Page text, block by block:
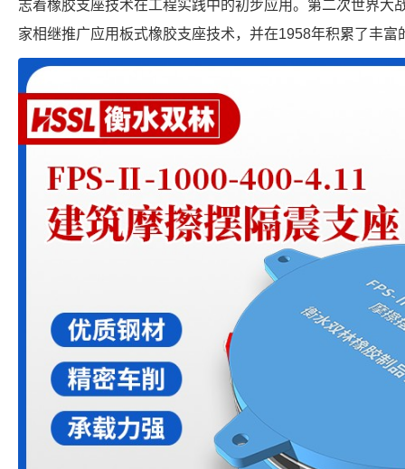
志着橡胶支座技术在工程实践中的初步应用。第二次世界大
家相继推广应用板式橡胶支座技术，并在1958年积累了丰富